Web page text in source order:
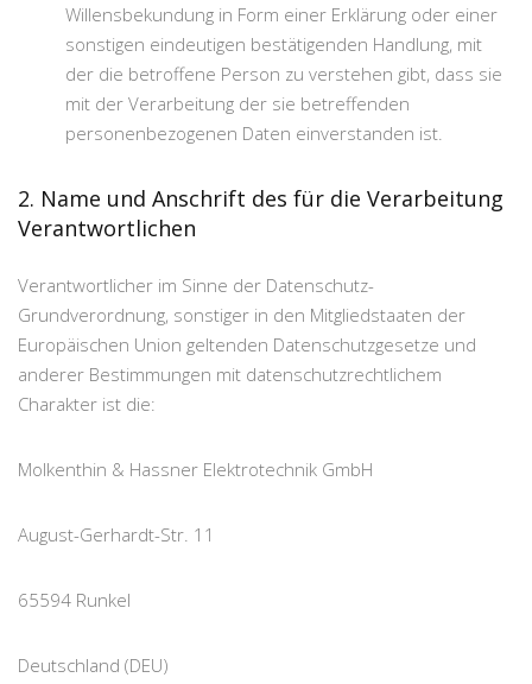
Willensbekundung in Form einer Erklärung oder einer
sonstigen eindeutigen bestätigenden Handlung, mit
der die betroffene Person zu verstehen gibt, dass sie
mit der Verarbeitung der sie betreffenden
personenbezogenen Daten einverstanden ist.
2. Name und Anschrift des für die Verarbeitung
Verantwortlichen
Verantwortlicher im Sinne der Datenschutz-
Grundverordnung, sonstiger in den Mitgliedstaaten der
Europäischen Union geltenden Datenschutzgesetze und
anderer Bestimmungen mit datenschutzrechtlichem
Charakter ist die:
Molkenthin & Hassner Elektrotechnik GmbH
August-Gerhardt-Str. 11
65594 Runkel
Deutschland (DEU)